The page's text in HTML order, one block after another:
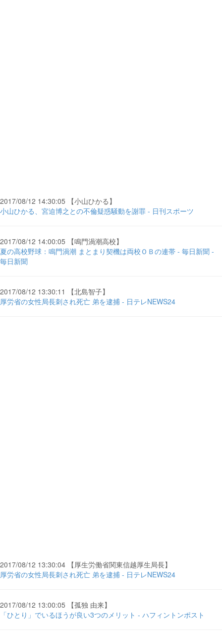
2017/08/12 14:30:05 【小山ひかる】
小山ひかる、宮迫博之との不倫疑惑騒動を謝罪 - 日刊スポーツ
2017/08/12 14:00:05 【鳴門渦潮高校】
夏の高校野球：鳴門渦潮 まとまり契機は両校ＯＢの連帯 - 毎日新聞 -
毎日新聞
2017/08/12 13:30:11 【北島智子】
厚労省の女性局長刺され死亡 弟を逮捕 - 日テレNEWS24
2017/08/12 13:30:04 【厚生労働省関東信越厚生局長】
厚労省の女性局長刺され死亡 弟を逮捕 - 日テレNEWS24
2017/08/12 13:00:05 【孤独 由来】
「ひとり」でいるほうが良い3つのメリット - ハフィントンポスト